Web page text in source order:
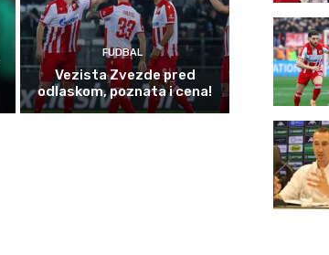
FUDBAL
Vezista Zvezde pred
odlaskom, poznata i cena!